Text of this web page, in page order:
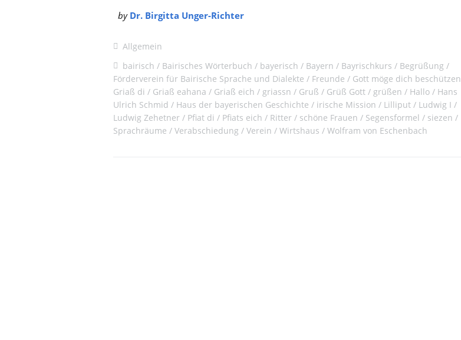
by Dr. Birgitta Unger-Richter
Allgemein
bairisch
Bairisches Wörterbuch bayerisch Bayern Bayrischkurs
Begrüßung
Förderverein für Bairische Sprache und Dialekte
Freunde
Gott möge dich beschützen
Griaß di
Griaß eahana Griaß eich griassn Gruß Grüß Gott grüßen Hallo
Hans
Ulrich Schmid
Haus der bayerischen Geschichte irische Mission Lilliput
Ludwig I
Ludwig Zehetner
Pfiat di Pfiats eich Ritter schöne Frauen Segensformel
siezen
Sprachräume
Verabschiedung Verein Wirtshaus Wolfram von Eschenbach